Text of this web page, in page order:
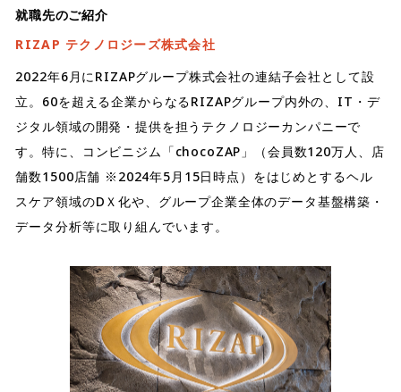
就職先のご紹介
RIZAP テクノロジーズ株式会社
2022年6月にRIZAPグループ株式会社の連結子会社として設
立。60を超える企業からなるRIZAPグループ内外の、IT・デ
ジタル領域の開発・提供を担うテクノロジーカンパニーで
す。特に、コンビニジム「chocoZAP」（会員数120万人、店
舗数1500店舗 ※2024年5月15日時点）をはじめとするヘル
スケア領域のDＸ化や、グループ企業全体のデータ基盤構築・
データ分析等に取り組んでいます。